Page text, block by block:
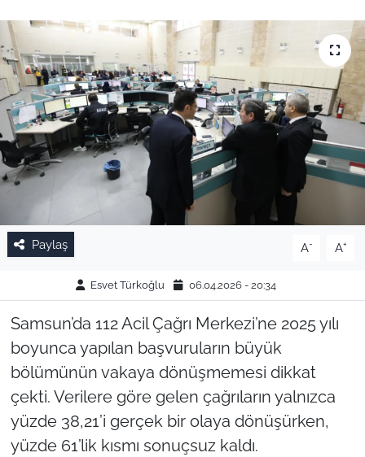
Paylaş A- A+
Esvet Türkoğlu 06.04.2026 - 20:34
Samsun’da 112 Acil Çağrı Merkezi’ne 2025 yılı
boyunca yapılan başvuruların büyük
bölümünün vakaya dönüşmemesi dikkat
çekti. Verilere göre gelen çağrıların yalnızca
yüzde 38,21’i gerçek bir olaya dönüşürken,
yüzde 61’lik kısmı sonuçsuz kaldı.